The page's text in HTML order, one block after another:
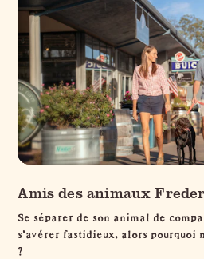
Amis des animaux
Se séparer de son animal de
s'avérer fastidieux, alors pourquoi
?